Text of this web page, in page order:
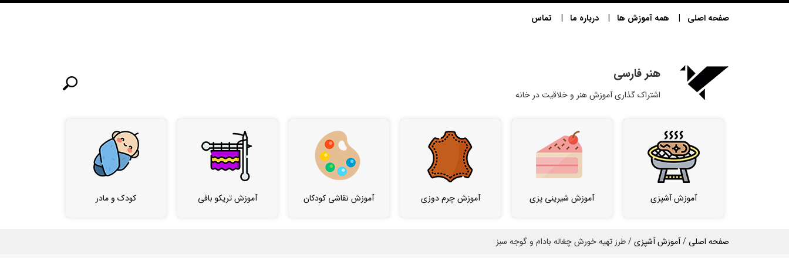
صفحه اصلی همه آموزش ها درباره ما تماس
هنر فارسی
اشتراک گذاری آموزش هنر و خلاقیت در خانه
آموزش آشپزی آموزش شیرینی پزی آموزش چرم دوزی آموزش نقاشی کودکان آموزش تریکو بافی کودک و مادر
صفحه اصلی /آموزش آشپزی/ طرز تهیه خورش چغاله بادام و گوجه سبز